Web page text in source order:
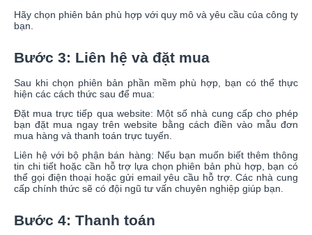
Hãy chọn phiên bản phù hợp với quy mô và yêu cầu của công ty
bạn.
Bước 3: Liên hệ và đặt mua
Sau khi chọn phiên bản phần mềm phù hợp, bạn có thể thực
hiện các cách thức sau để mua:
Đặt mua trực tiếp qua website: Một số nhà cung cấp cho phép
bạn đặt mua ngay trên website bằng cách điền vào mẫu đơn
mua hàng và thanh toán trực tuyến.
Liên hệ với bộ phận bán hàng: Nếu bạn muốn biết thêm thông
tin chi tiết hoặc cần hỗ trợ lựa chọn phiên bản phù hợp, bạn có
thể gọi điện thoại hoặc gửi email yêu cầu hỗ trợ. Các nhà cung
cấp chính thức sẽ có đội ngũ tư vấn chuyên nghiệp giúp bạn.
Bước 4: Thanh toán